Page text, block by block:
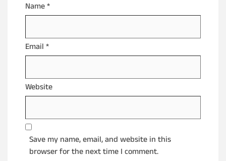
Name*
Email *
Website
Save my name, email, and website in this
browser for the next time I comment.